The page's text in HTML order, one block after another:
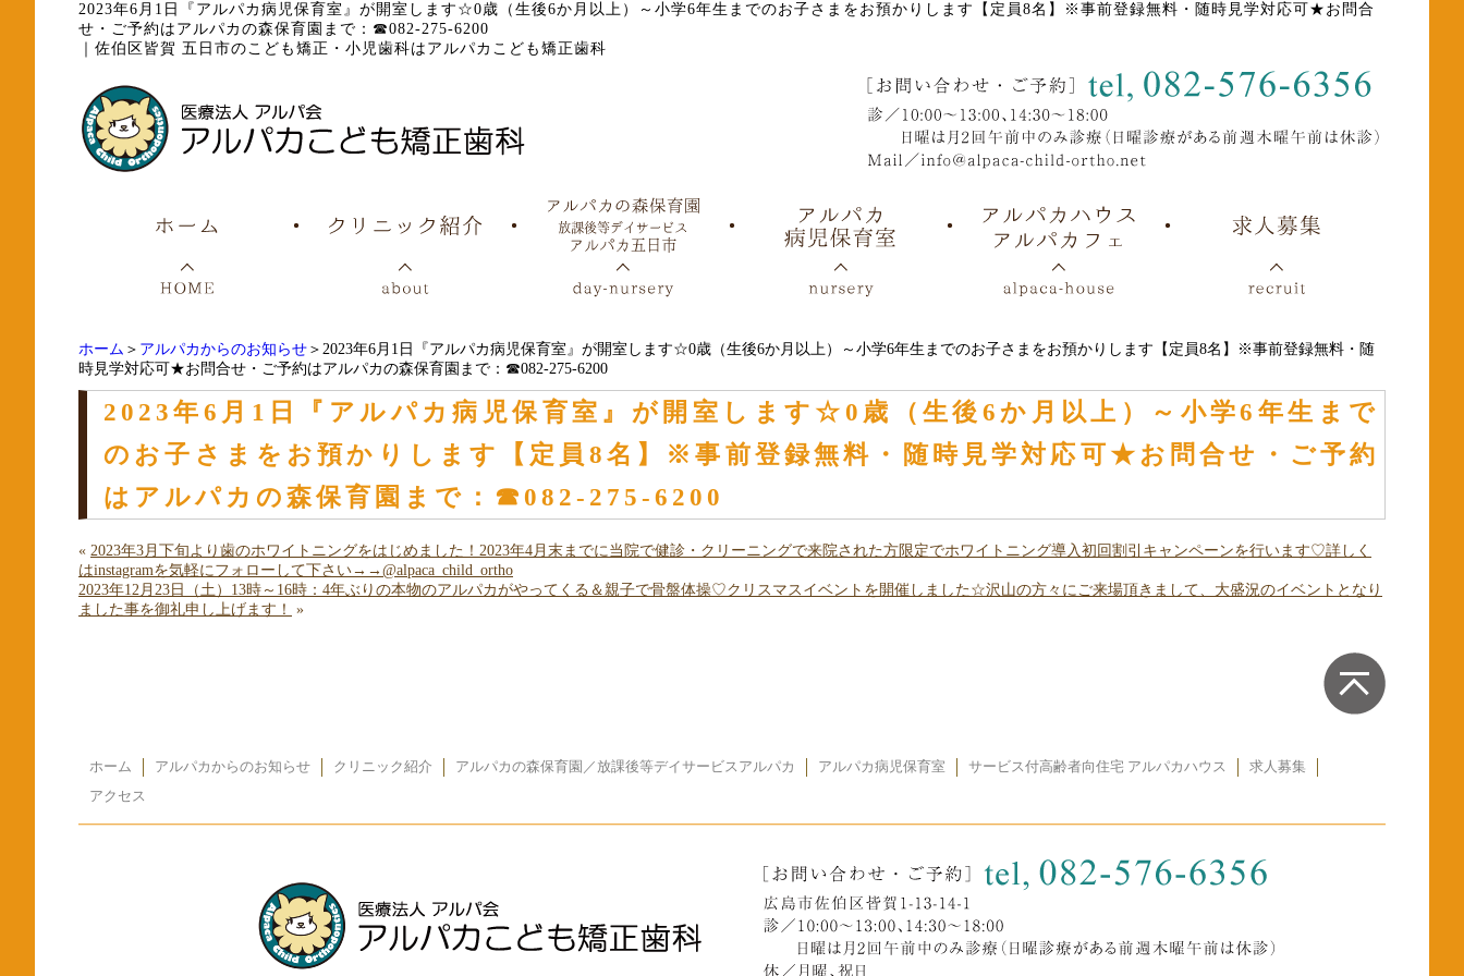
2023年6月1日『アルパカ病児保育室』が開室します☆0歳（生後6か月以上）～小学6年生までのお子さまをお預かりします【定員8名】※事前登録無料・随時見学対応可★お問合
せ・ご予約はアルパカの森保育園まで：☎082-275-6200
佐伯区皆賀 五日市のこども矯正・小児歯科はアルパカこども矯正歯科
ホーム ＞ アルパカからのお知らせ ＞2023年6月1日『アルパカ病児保育室』が開室します☆0歳（生後6か月以上）～小学6年生までのお子さまをお預かりします【定員8名】※事前登録無料・随
時見学対応可★お問合せ・ご予約はアルパカの森保育園まで：☎082-275-6200
2023年6月1日『アルパカ病児保育室』が開室します☆0歳（生後6か月以上）～小学6年生まで
のお子さまをお預かりします【定員8名】※事前登録無料・随時見学対応可★お問合せ・ご予約
はアルパカの森保育園まで：☎082-275-6200
« 2023年3月下旬より歯のホワイトニングをはじめました！2023年4月末までに当院で健診・クリーニングで来院された方限定でホワイトニング導入初回割引キャンペーンを行います♡詳しく
はinstagramを気軽にフォローして下さい→→@alpaca_child_ortho
2023年12月23日（土）13時～16時：4年ぶりの本物のアルパカがやってくる＆親子で骨盤体操♡クリスマスイベントを開催しました☆沢山の方々にご来場頂きまして、大盛況のイベントとなり
ました事を御礼申し上げます！
»
ホーム アルパカからのお知らせ クリニック紹介 アルパカの森保育園／放課後等デイサービスアルパカ アルパカ病児保育室 サービス付高齢者向住宅 アルパカハウス
求人募集
アクセス